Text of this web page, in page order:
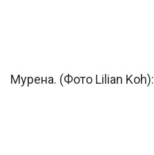
Мурена. (Фото Lilian Koh):